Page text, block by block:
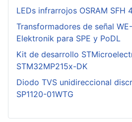
LEDs infrarrojos OSRAM SFH
Transformadores de señal
Elektronik para SPE y PoDL
Kit de desarrollo
STM32MP215x-DK
Diodo TVS unidireccional
SP1120-01WTG